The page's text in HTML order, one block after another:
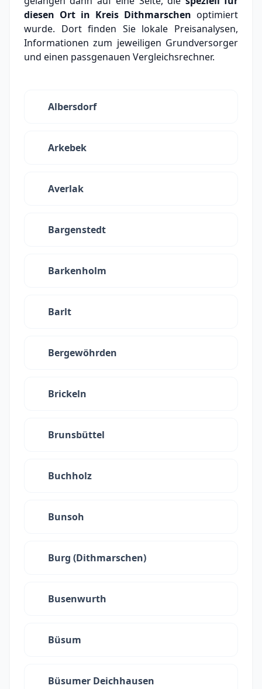
diesen Ort in Kreis Dithmarschen optimiert
wurde. Dort finden Sie lokale Preisanalysen,
Informationen zum jeweiligen Grundversorger
und einen passgenauen Vergleichsrechner.
Albersdorf
Arkebek
Averlak
Bargenstedt
Barkenholm
Barlt
Bergewöhrden
Brickeln
Brunsbüttel
Buchholz
Bunsoh
Burg (Dithmarschen)
Busenwurth
Büsum
Büsumer Deichhausen